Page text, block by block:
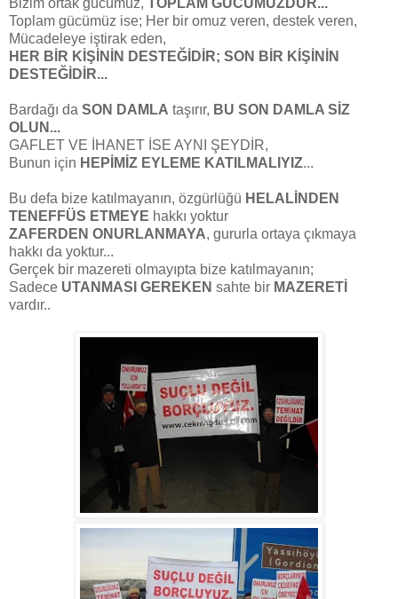
Toplam gücümüz ise; Her bir omuz veren, destek veren,
Mücadeleye iştirak eden,
HER BİR KİŞİNİN DESTEĞİDİR; SON BİR KİŞİNİN
DESTEĞİDİR...
Bardağı da SON DAMLA taşırır, BU SON DAMLA SİZ
OLUN...
GAFLET VE İHANET İSE AYNI ŞEYDİR,
Bunun için HEPİMİZ EYLEME KATILMALIYIZ...
Bu defa bize katılmayanın, özgürlüğü HELALİNDEN
TENEFFÜS ETMEYE hakkı yoktur
ZAFERDEN ONURLANMAYA, gururla ortaya çıkmaya
hakkı da yoktur...
Gerçek bir mazereti olmayıpta bize katılmayanın;
Sadece UTANMASI GEREKEN sahte bir MAZERETİ
vardır..